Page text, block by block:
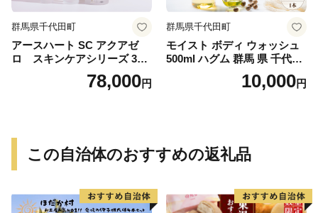
群馬県千代田町
アースハート SC アクアゼ
ロ スキンケアシリーズ 3点
78,000円
群馬県千代田町
モイスト ボディ ウォッシュ
500ml ハグム 群馬 県 千代田
町 〈アペックス〉10,000円
この自治体のおすすめの返礼品